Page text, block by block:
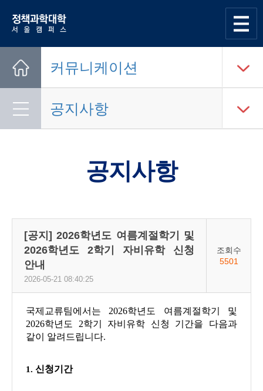
한양대학교
커뮤니케이션
공지사항
공지사항
[공지] 2026학년도 여름계절학기 및
2026학년도 2학기 자비유학 신청
안내
2026-05-21 08:40:25
조회수
5501
국제교류팀에서는 2026학년도 여름계절학기 및
2026학년도 2학기 자비유학 신청 기간을 다음과
같이 알려드립니다.
1. 신청기간